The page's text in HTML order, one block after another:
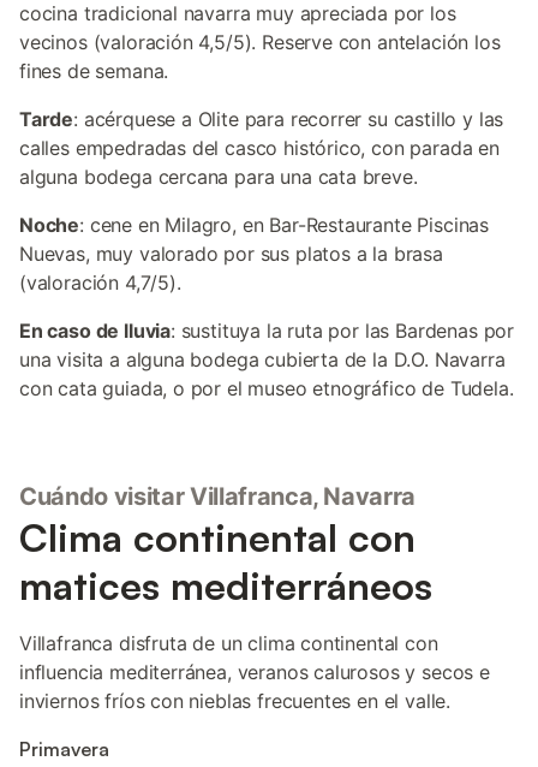
cocina tradicional navarra muy apreciada por los
vecinos (valoración 4,5/5). Reserve con antelación los
fines de semana.
Tarde: acérquese a Olite para recorrer su castillo y las
calles empedradas del casco histórico, con parada en
alguna bodega cercana para una cata breve.
Noche: cene en Milagro, en Bar-Restaurante Piscinas
Nuevas, muy valorado por sus platos a la brasa
(valoración 4,7/5).
En caso de lluvia: sustituya la ruta por las Bardenas por
una visita a alguna bodega cubierta de la D.O. Navarra
con cata guiada, o por el museo etnográfico de Tudela.
Cuándo visitar Villafranca, Navarra
Clima continental con
matices mediterráneos
Villafranca disfruta de un clima continental con
influencia mediterránea, veranos calurosos y secos e
inviernos fríos con nieblas frecuentes en el valle.
Primavera